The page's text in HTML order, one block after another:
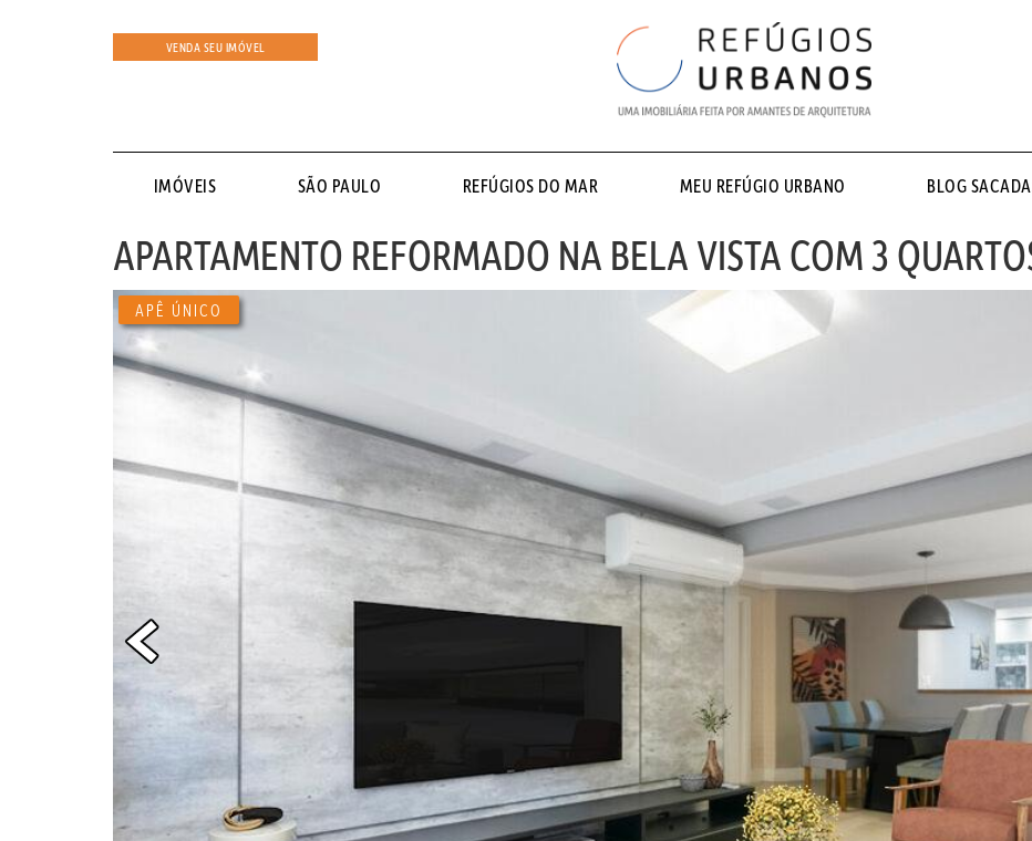
VENDA SEU IMÓVEL
IMÓVEIS SÃO PAULO REFÚGIOS DO MAR MEU REFÚGIO URBANO BLOG
APARTAMENTO REFORMADO NA BELA VISTA COM 3
APÊ ÚNICO